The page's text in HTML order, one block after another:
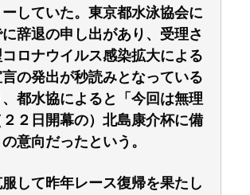
していた。東京都水泳協会に
辞退の申し出があり、受理さ
ロナウイルス感染拡大による
の発出が秒読みとなっている
都水協によると「今回は無理
２日開幕の）北島康介杯に備
意向だったという。
して昨年レース復帰を果たし